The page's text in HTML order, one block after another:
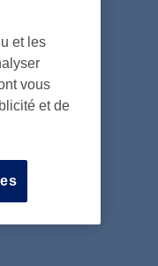
et les
vous
et de